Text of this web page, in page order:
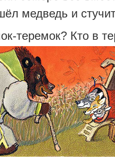
медведь и
теремок? Кто в